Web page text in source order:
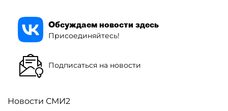
Обсуждаем новости здесь
Присоединяйтесь!
Подписаться на новости
Новости СМИ2